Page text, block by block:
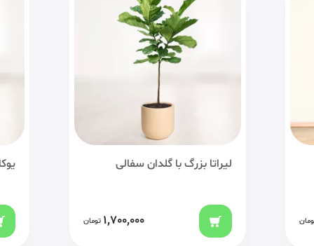
لیراتا بزرگ با گلدان سفالی
1,700,000 تومان